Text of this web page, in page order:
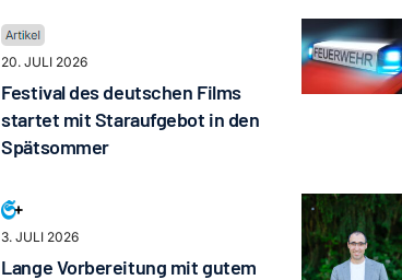
20. JULI 2026
Festival des deutschen Films
startet mit Staraufgebot in den
Spätsommer
3. JULI 2026
Lange Vorbereitung mit gutem